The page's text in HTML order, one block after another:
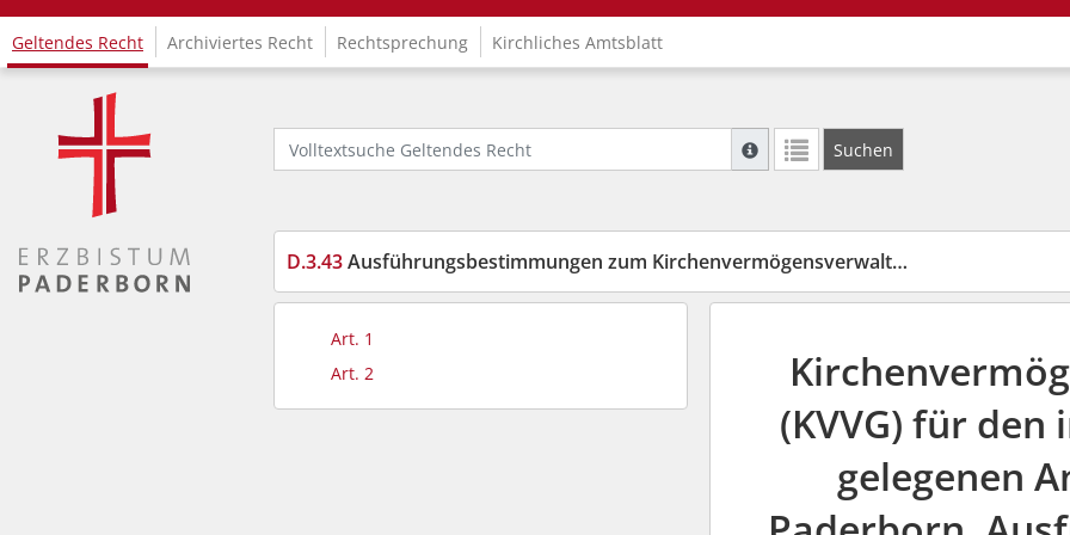
Logo Fachinformationssystem Kirchenrecht
Geltendes Recht Archiviertes Recht Rechtsprechung Kirchliches Amtsblatt
Volltextsuche Geltendes Recht
Suche mit Platzhalter "*", Bsp. Pfarrer*,
Suchen
D.3.43Ausführungsbestimmungen zum Kirchenvermögensverwaltungsgesetz Niedersachsen
Art. 1
Art. 2
(KVVG) für den
gelegenen